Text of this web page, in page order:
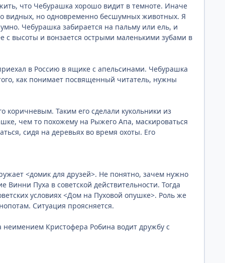
что Чебурашка хорошо видит в темноте. Иначе
видных, но одновременно бесшумных животных. Я
Чебурашка забирается на пальму или ель, и
с высоты и вонзается острыми маленькими зубами в
в Россию в ящике с апельсинами. Чебурашка
как понимает посвященный читатель, нужны
коричневым. Таким его сделали кукольники из
чем то похожему на Рыжего Апа, маскироваться
сидя на деревьях во время охоты. Его
<домик для друзей>. Не понятно, зачем нужно
Пуха в советской действительности. Тогда
условиях <Дом на Пуховой опушке>. Роль же
Ситуация проясняется.
Кристофера Робина водит дружбу с